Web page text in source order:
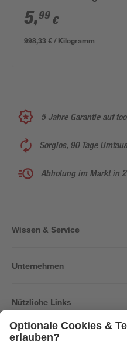
5,99 €
998,33 € / Kilogramm
5 Jahre Garantie auf
Sorglos, 90 Tage
Abholung im Markt in
Wissen & Service
Unternehmen
Nützliche Links